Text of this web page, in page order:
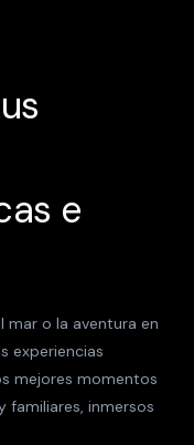
e
mar o la aventura en
experiencias
mejores momentos
inmersos